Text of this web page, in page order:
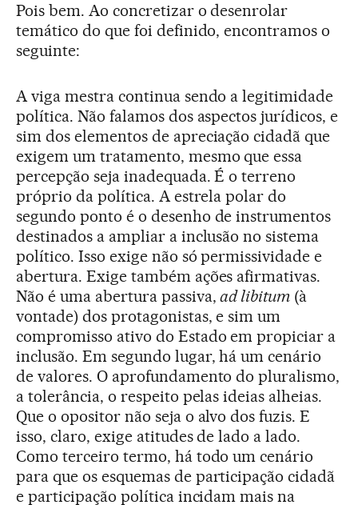
Pois bem. Ao concretizar o desenrolar
temático do que foi definido, encontramos o
seguinte:
A viga mestra continua sendo a legitimidade
política. Não falamos dos aspectos jurídicos, e
sim dos elementos de apreciação cidadã que
exigem um tratamento, mesmo que essa
percepção seja inadequada. É o terreno
próprio da política. A estrela polar do
segundo ponto é o desenho de instrumentos
destinados a ampliar a inclusão no sistema
político. Isso exige não só permissividade e
abertura. Exige também ações afirmativas.
Não é uma abertura passiva,ad libitum (à
vontade) dos protagonistas, e sim um
compromisso ativo do Estado em propiciar a
inclusão. Em segundo lugar, há um cenário
de valores. O aprofundamento do pluralismo,
a tolerância, o respeito pelas ideias alheias.
Que o opositor não seja o alvo dos fuzis. E
isso, claro, exige atitudes de lado a lado.
Como terceiro termo, há todo um cenário
para que os esquemas de participação cidadã
e participação política incidam mais na